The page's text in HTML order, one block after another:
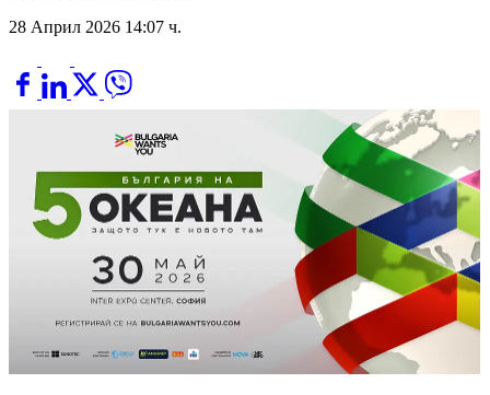
28 Април 2026 14:07 ч.